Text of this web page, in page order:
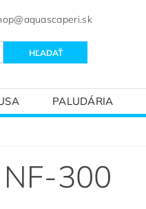
PALUDÁRIA
NF-300